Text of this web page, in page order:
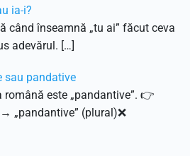
ia-i?
când înseamnă „tu ai” făcut ceva
adevărul. […]
sau pandative
este „pandantive”. 👉
„pandantive” (plural)❌